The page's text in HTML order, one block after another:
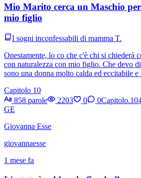
Mio Marito cerca un Maschio
mio figlio
I sogni inconfessabili di mamma T.
Onestamente, lo co che c'è chi si chiederà
con naturalezza con mio figlio. Che devo
sono una donna molto calda ed eccitabile
Capitolo 10
858 parole
2203 0 0Capitolo.10
GE
Giovanna Esse
giovannaesse
1 mese fa